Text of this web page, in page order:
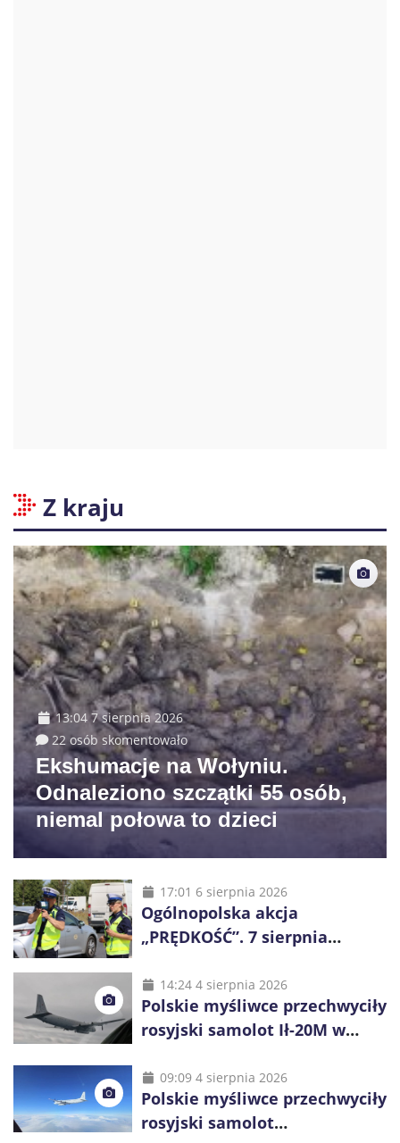
Z kraju
13:04 7 sierpnia 2026
22 osób skomentowało
Ekshumacje na Wołyniu.
Odnaleziono szczątki 55 osób,
niemal połowa to dzieci
17:01 6 sierpnia 2026
Ogólnopolska akcja
„PRĘDKOŚĆ”. 7 sierpnia
14:24 4 sierpnia 2026
Polskie myśliwce przechwyciły
rosyjski samolot Ił-20M w
09:09 4 sierpnia 2026
Polskie myśliwce przechwyciły
rosyjski samolot